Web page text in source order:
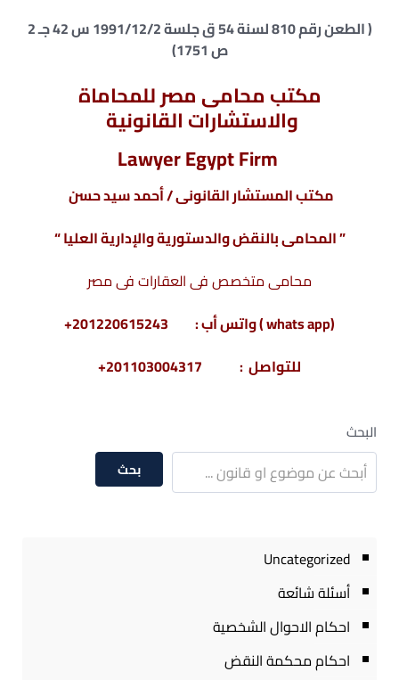
( الطعن رقم 810 لسنة 54 ق جلسة 1991/12/2 س 42 جـ 2
ص 1751)
مكتب محامى مصر للمحاماة
والاستشارات القانونية
مكتب المستشار القانونى / أحمد سيد حسن
” المحامى بالنقض والدستورية والإدارية العليا “
محامى متخصص فى العقارات فى مصر
(whats app ) واتس أب : 201220615243+
للتواصل : 201103004317+
البحث
بحث
Uncategorized
أسئلة شائعة
احكام الاحوال الشخصية
احكام محكمة النقض